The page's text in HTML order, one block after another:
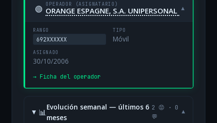
🟢 OPERADOR (ASIGNATARIO)
ORANGE ESPAGNE, S.A. UNIPERSONAL ▾
RANGO
692XXXXXX
TIPO
Móvil
ASIGNADO
30/10/2006
→ Ficha del operador
📊
Evolución semanal — últimos 6
meses
2 😡 · 0
💬
▾